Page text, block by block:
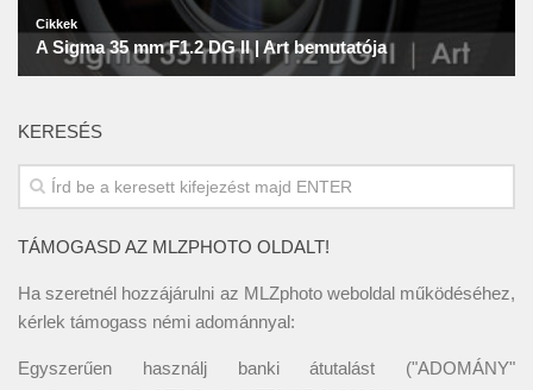
KERESÉS
TÁMOGASD AZ MLZPHOTO OLDALT!
Ha szeretnél hozzájárulni az MLZphoto weboldal működéséhez,
kérlek támogass némi adománnyal:
Egyszerűen használj banki átutalást ("ADOMÁNY"